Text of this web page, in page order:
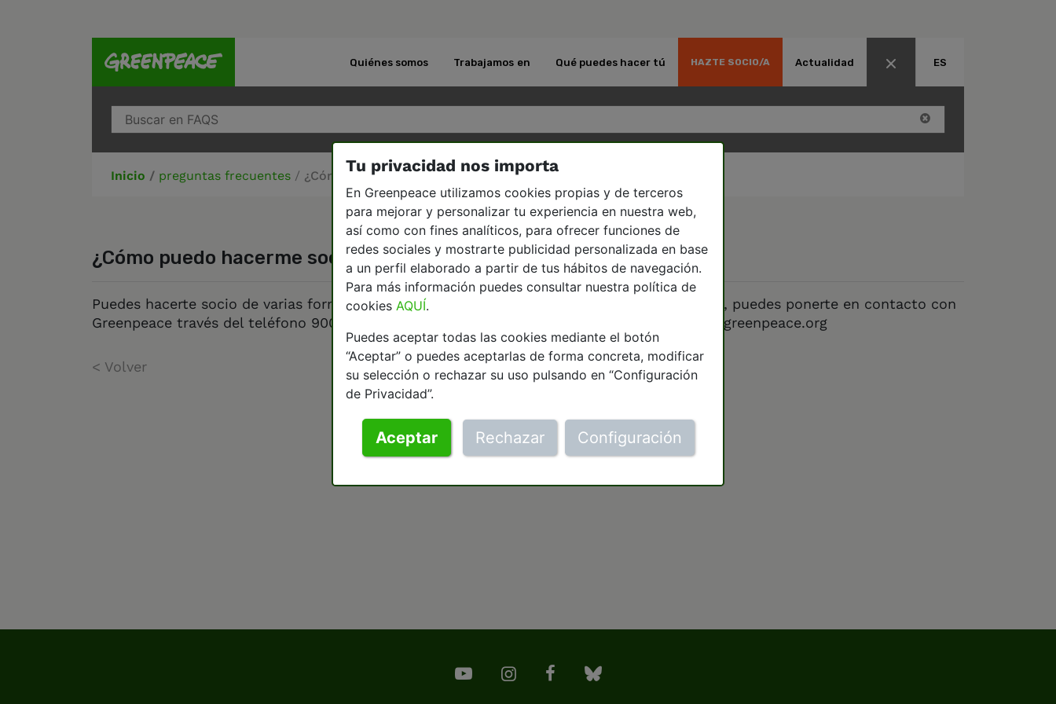
Quiénes somos Trabajamos en Qué puedes hacer tú HAZTE SOCIO/A Actualidad ES
Inicio / preguntas frecuentes / ¿Cómo puedo hacerme socio/a de Greenpeace?
¿Cómo puedo hacerme socio/a de Greenpeace?
Puedes hacerte socio de varias formas, por ejemplo
. Si lo prefieres, puedes ponerte en contacto con
Greenpeace través del teléfono 900 535 025 o a través del correo electrónico contacto.es@greenpeace.org
< Volver
Tu privacidad nos importa
En Greenpeace utilizamos cookies propias y de terceros
para mejorar y personalizar tu experiencia en nuestra web,
así como con fines analíticos, para ofrecer funciones de
redes sociales y mostrarte publicidad personalizada en base
a un perfil elaborado a partir de tus hábitos de navegación.
Para más información puedes consultar nuestra política de
cookies AQUÍ.
Puedes aceptar todas las cookies mediante el botón
“Aceptar” o puedes aceptarlas de forma concreta, modificar
su selección o rechazar su uso pulsando en “Configuración
de Privacidad”.
Aceptar Rechazar Configuración